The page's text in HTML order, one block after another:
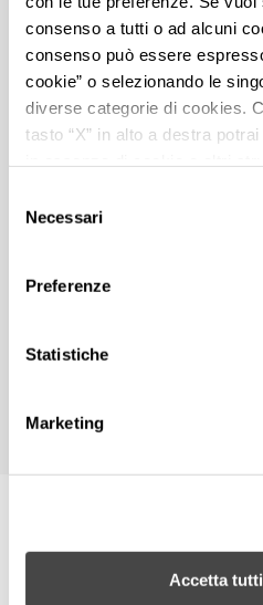
consenso a tutti o ad alcuni
consenso può essere
cookie” o selezionando le
diverse categorie di cookies.
tasto “X” in alto a destra
delNecessari
Preferenze
Statistiche
Marketing
Accetta
0 Likes